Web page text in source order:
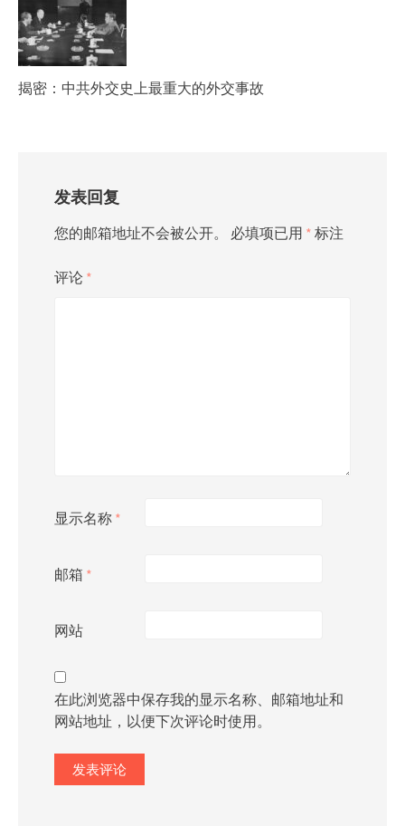
揭密：中共外交史上最重大的外交事故
发表回复
您的邮箱地址不会被公开。 必填项已用 * 标注
评论 *
显示名称 *
邮箱 *
网站
在此浏览器中保存我的显示名称、邮箱地址和
网站地址，以便下次评论时使用。